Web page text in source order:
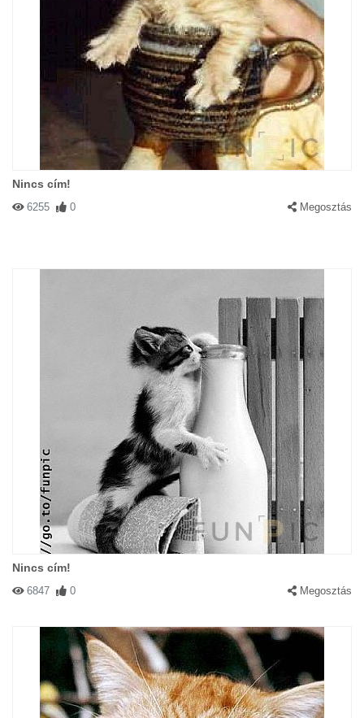
Nincs cím!
6255 0 Megosztás
Nincs cím!
6847 0 Megosztás